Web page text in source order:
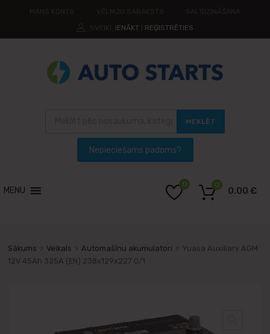
IENĀKT REĢISTRĒTIES
MEKLĒT
MENU
0
0.00 €
0
Sākums Veikals Automašīnu akumulatori
Yuasa Auxiliary AGM
12V 45Ah 325A (EN) 238x129x227 0/1